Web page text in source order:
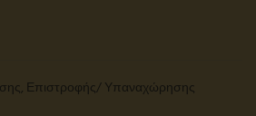
Επιστροφής/ Υπαναχώρησης